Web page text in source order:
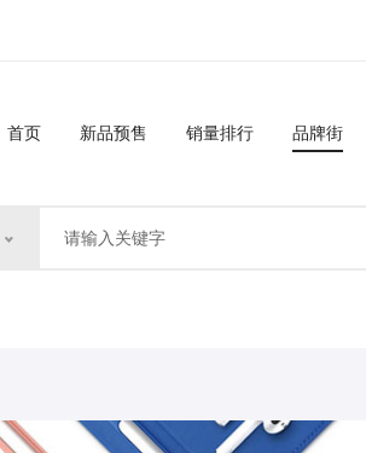
首页 新品预售 销量排行 品牌街